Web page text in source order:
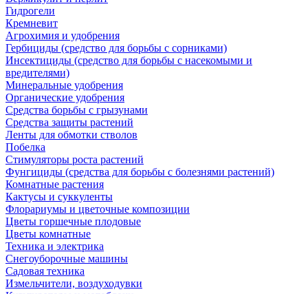
Гидрогели
Кремневит
Агрохимия и удобрения
Гербициды (средство для борьбы с сорниками)
Инсектициды (средство для борьбы с насекомыми и
вредителями)
Минеральные удобрения
Органические удобрения
Средства борьбы с грызунами
Средства защиты растений
Ленты для обмотки стволов
Побелка
Стимуляторы роста растений
Фунгициды (средства для борьбы с болезнями растений)
Комнатные растения
Кактусы и суккуленты
Флорариумы и цветочные композиции
Цветы горшечные плодовые
Цветы комнатные
Техника и электрика
Снегоуборочные машины
Садовая техника
Измельчители, воздуходувки